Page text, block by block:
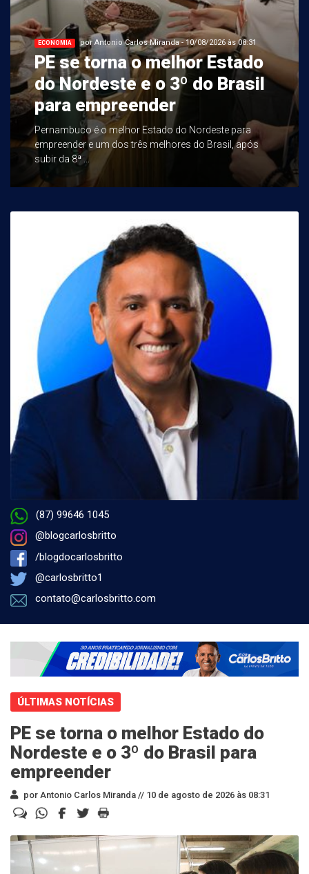
ECONOMIA por Antonio Carlos Miranda - 10/08/2026 às 08:31
PE se torna o melhor Estado
do Nordeste e o 3º do Brasil
para empreender
Pernambuco é o melhor Estado do Nordeste para
empreender e um dos três melhores do Brasil, após
subir da 8ª ...
(87) 99646 1045
@blogcarlosbritto
/blogdocarlosbritto
@carlosbritto1
contato@carlosbritto.com
ÚLTIMAS NOTÍCIAS
PE se torna o melhor Estado do
Nordeste e o 3º do Brasil para
empreender
por Antonio Carlos Miranda // 10 de agosto de 2026 às 08:31